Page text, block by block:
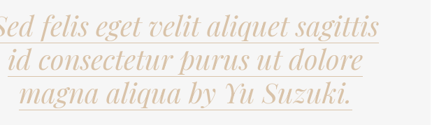
felis eget velit aliquet sagittis
id consectetur purus ut dolore
magna aliqua by Yu Suzuki.